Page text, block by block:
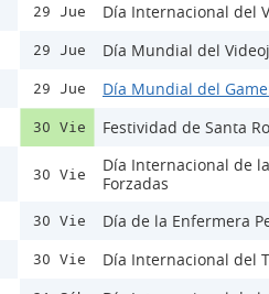
29 Jue Día Internacional del
29 Jue Día Mundial del
29 Jue Día Mundial del
30 Vie Festividad de Santa
30 Vie
Día Internacional de
Forzadas
30 Vie Día de la Enfermera
30 Vie Día Internacional del